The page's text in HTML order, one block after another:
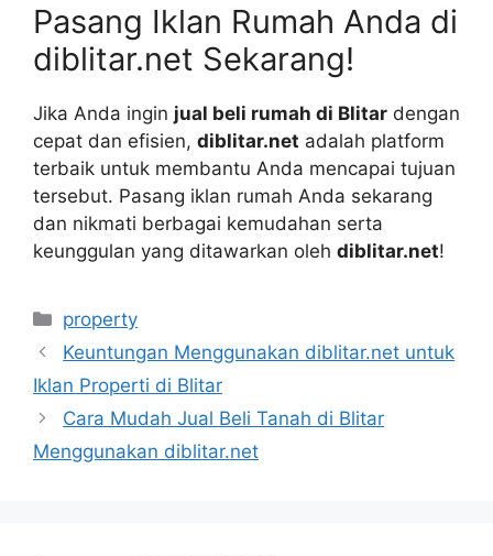
Pasang Iklan Rumah Anda di
diblitar.net Sekarang!
Jika Anda ingin jual beli rumah di Blitar dengan
cepat dan efisien, diblitar.net adalah platform
terbaik untuk membantu Anda mencapai tujuan
tersebut. Pasang iklan rumah Anda sekarang
dan nikmati berbagai kemudahan serta
keunggulan yang ditawarkan oleh diblitar.net!
Categories
property
Keuntungan Menggunakan diblitar.net untuk
Iklan Properti di Blitar
Cara Mudah Jual Beli Tanah di Blitar
Menggunakan diblitar.net